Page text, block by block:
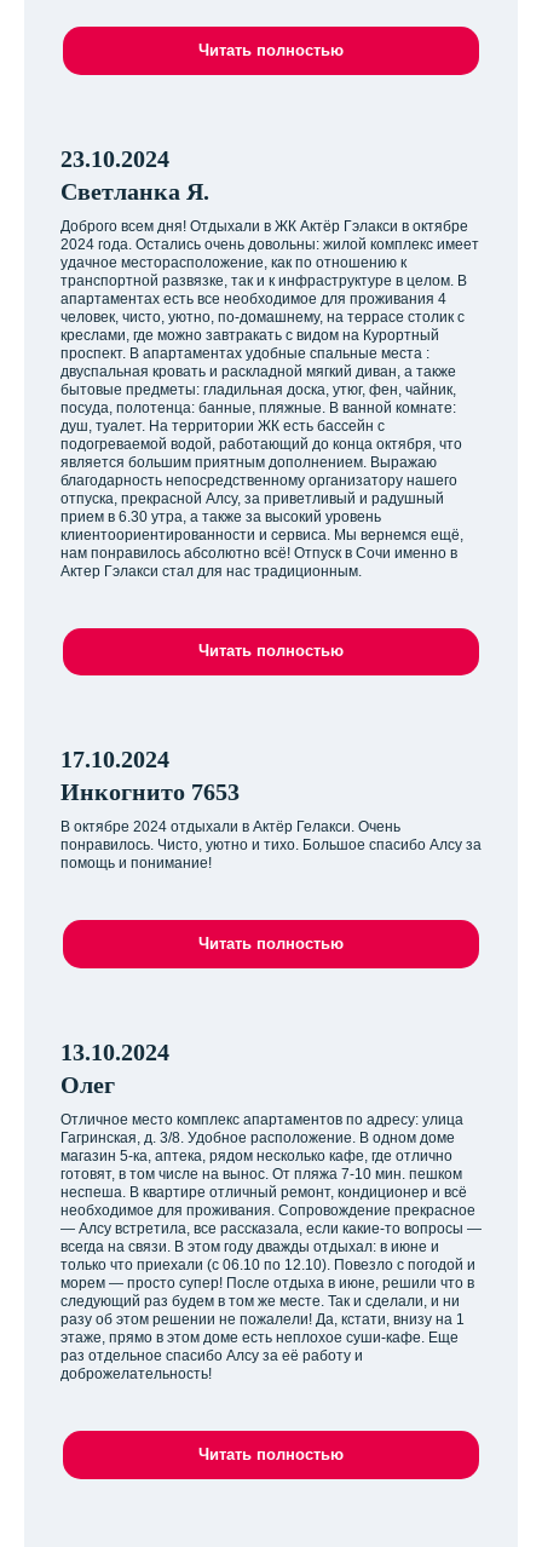
Читать полностью
23.10.2024
Светланка Я.
Доброго всем дня! Отдыхали в ЖК Актёр Гэлакси в октябре
2024 года. Остались очень довольны: жилой комплекс имеет
удачное месторасположение, как по отношению к
транспортной развязке, так и к инфраструктуре в целом. В
апартаментах есть все необходимое для проживания 4
человек, чисто, уютно, по-домашнему, на террасе столик с
креслами, где можно завтракать с видом на Курортный
проспект. В апартаментах удобные спальные места :
двуспальная кровать и раскладной мягкий диван, а также
бытовые предметы: гладильная доска, утюг, фен, чайник,
посуда, полотенца: банные, пляжные. В ванной комнате:
душ, туалет. На территории ЖК есть бассейн с
подогреваемой водой, работающий до конца октября, что
является большим приятным дополнением. Выражаю
благодарность непосредственному организатору нашего
отпуска, прекрасной Алсу, за приветливый и радушный
прием в 6.30 утра, а также за высокий уровень
клиентоориентированности и сервиса. Мы вернемся ещё,
нам понравилось абсолютно всё! Отпуск в Сочи именно в
Актер Гэлакси стал для нас традиционным.
Читать полностью
17.10.2024
Инкогнито 7653
В октябре 2024 отдыхали в Актёр Гелакси. Очень
понравилось. Чисто, уютно и тихо. Большое спасибо Алсу за
помощь и понимание!
Читать полностью
13.10.2024
Олег
Отличное место комплекс апартаментов по адресу: улица
Гагринская, д. 3/8. Удобное расположение. В одном доме
магазин 5-ка, аптека, рядом несколько кафе, где отлично
готовят, в том числе на вынос. От пляжа 7-10 мин. пешком
неспеша. В квартире отличный ремонт, кондиционер и всё
необходимое для проживания. Сопровождение прекрасное
— Алсу встретила, все рассказала, если какие-то вопросы —
всегда на связи. В этом году дважды отдыхал: в июне и
только что приехали (с 06.10 по 12.10). Повезло с погодой и
морем — просто супер! После отдыха в июне, решили что в
следующий раз будем в том же месте. Так и сделали, и ни
разу об этом решении не пожалели! Да, кстати, внизу на 1
этаже, прямо в этом доме есть неплохое суши-кафе. Еще
раз отдельное спасибо Алсу за её работу и
доброжелательность!
Читать полностью